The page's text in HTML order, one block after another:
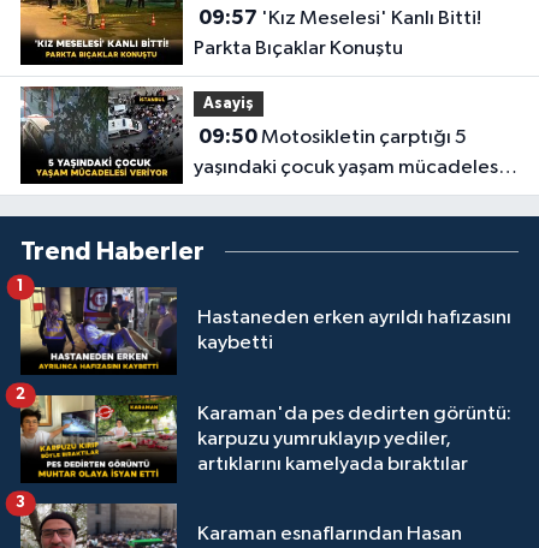
09:57
Parkta Bıçaklar Konuştu
Asayiş
09:50Motosikletin çarptığı 5
yaşındaki çocuk yaşam mücadelesi
veriyor
Trend Haberler
Hastaneden erken ayrıldı hafızasını
kaybetti
1
Karaman'da pes dedirten görüntü:
karpuzu yumruklayıp yediler,
artıklarını kamelyada bıraktılar
2
Karaman esnaflarından Hasan
3